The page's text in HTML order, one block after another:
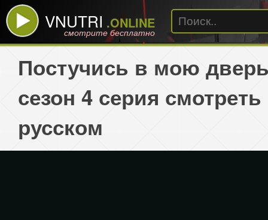
VNUTRI .ONLINE
смотрите бесплатно
Постучись в мою
сезон 4 серия смотреть
русском